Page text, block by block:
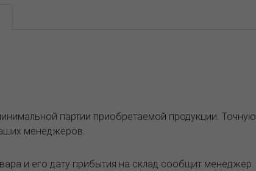
партии приобретаемой продукции. Точную
менеджеров.
и его дату прибытия на склад сообщит менеджер.